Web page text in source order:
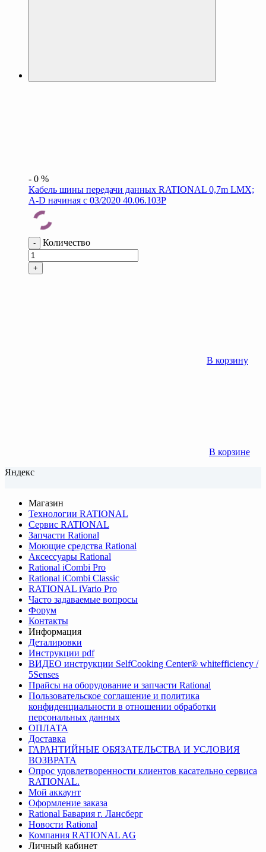
- 0 %
Кабель шины передачи данных RATIONAL 0,7m LMX;
A-D начиная с 03/2020 40.06.103P
- Количество
+
В корзину
В корзине
Яндекс
Магазин
Технологии RATIONAL
Сервис RATIONAL
Запчасти Rational
Моющие средства Rational
Аксессуары Rational
Rational iCombi Pro
Rational iCombi Classic
RATIONAL iVario Pro
Часто задаваемые вопросы
Форум
Контакты
Информация
Деталировки
Инструкции pdf
ВИДЕО инструкции SelfCooking Center® whitefficiency /
5Senses
Прайсы на оборудование и запчасти Rational
Пользовательское соглашение и политика
конфиденциальности в отношении обработки
персональных данных
ОПЛАТА
Доставка
ГАРАНТИЙНЫЕ ОБЯЗАТЕЛЬСТВА И УСЛОВИЯ
ВОЗВРАТА
Опрос удовлетворенности клиентов касательно сервиса
RATIONAL.
Мой аккаунт
Оформление заказа
Rational Бавария г. Лансберг
Новости Rational
Компания RATIONAL AG
Личный кабинет